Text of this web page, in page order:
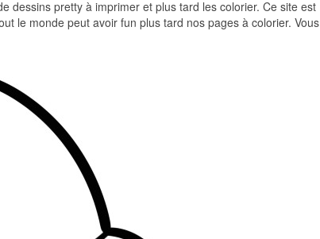
dessins pretty à imprimer et plus tard les colorier. Ce site est
le monde peut avoir fun plus tard nos pages à colorier. Vous